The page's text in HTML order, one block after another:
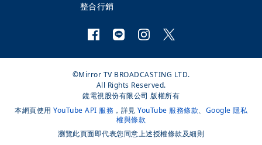
整合行銷
©Mirror TV BROADCASTING LTD.
All Rights Reserved.
鏡電視股份有限公司 版權所有
本網頁使用 YouTube API 服務 ，詳見 YouTube 服務條款、 Google 隱私
權與條款
瀏覽此頁面即代表您同意上述授權條款及細則